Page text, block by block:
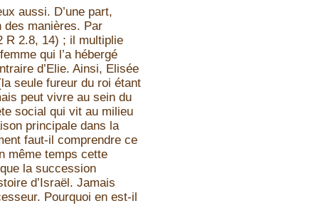
aussi. D’une part,
des manières. Par
R 2.8, 14) ; il multiplie
qui l’a hébergé
d’Elie. Ainsi, Elisée
seule fureur du roi étant
peut vivre au sein du
social qui vit au milieu
principale dans la
faut-il comprendre ce
même temps cette
la succession
d’Israël. Jamais
Pourquoi en est-il